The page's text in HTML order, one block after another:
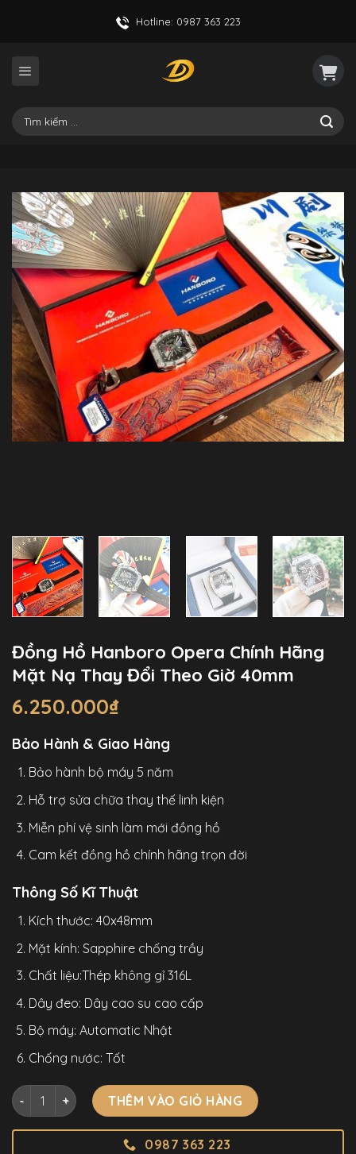
Hotline: 0987 363 223
Tìm
kiếm:
Đồng Hồ Hanboro Opera Chính Hãng
Mặt Nạ Thay Đổi Theo Giờ 40mm
6.250.000₫
Bảo Hành & Giao Hàng
Bảo hành bộ máy 5 năm
Hỗ trợ sửa chữa thay thế linh kiện
Miễn phí vệ sinh làm mới đồng hồ
Cam kết đồng hồ chính hãng trọn đời
Thông Số Kĩ Thuật
Kích thước: 40x48mm
Mặt kính: Sapphire chống trầy
Chất liệu:Thép không gỉ 316L
Dây đeo: Dây cao su cao cấp
Bộ máy: Automatic Nhật
Chống nước: Tốt
Đồng Hồ Hanboro Opera Chính Hãng Mặt Nạ Thay Đổi Theo
THÊM VÀO GIỎ HÀNG
0987 363 223